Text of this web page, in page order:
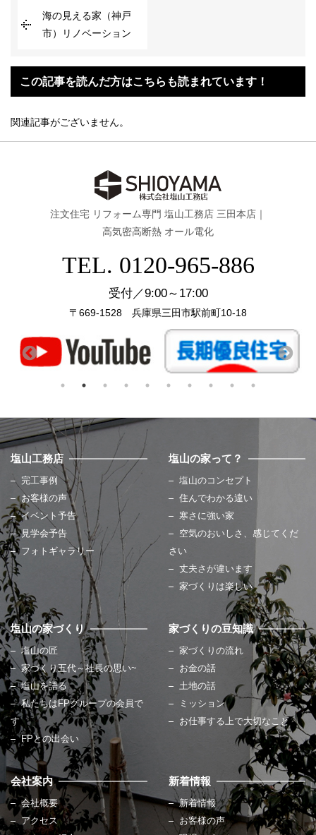
海の見える家（神戸
市）リノベーション
この記事を読んだ方はこちらも読まれています！
関連記事がございません。
注文住宅 リフォーム専門 塩山工務店 三田本店｜
高気密高断熱 オール電化
TEL. 0120-965-886
受付／9:00～17:00
〒669-1528 兵庫県三田市駅前町10-18
塩山工務店
完工事例
お客様の声
イベント予告
見学会予告
フォトギャラリー
塩山の家って？
塩山のコンセプト
住んでわかる違い
寒さに強い家
空気のおいしさ、感じてくだ
さい
丈夫さが違います
家づくりは楽しい
塩山の家づくり
塩山の匠
家づくり五代～社長の思い~
塩山を語る
私たちはFPグループの会員で
す
FPとの出会い
家づくりの豆知識
家づくりの流れ
お金の話
土地の話
ミッション
お仕事する上で大切なこと
会社案内
会社概要
アクセス
新着情報
新着情報
お客様の声